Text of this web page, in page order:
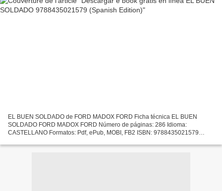
EL BUEN SOLDADO de FORD MADOX FORD Ficha técnica EL BUEN
SOLDADO FORD MADOX FORD Número de páginas: 286 Idioma:
CASTELLANO Formatos: Pdf, ePub, MOBI, FB2 ISBN: 9788435021579
e book...